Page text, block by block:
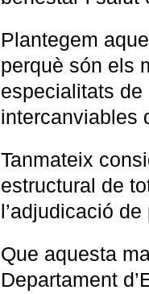
Plantegem
perquè són els
especialitats de
intercanviables
Tanmateix
estructural de
l’adjudicació
Que aquesta
Departament